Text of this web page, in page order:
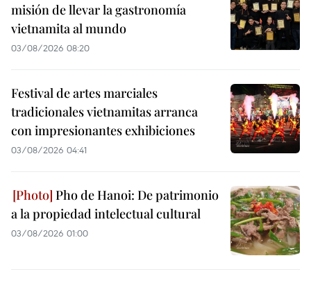
misión de llevar la gastronomía
vietnamita al mundo
03/08/2026 08:20
Festival de artes marciales
tradicionales vietnamitas arranca
con impresionantes exhibiciones
03/08/2026 04:41
Pho de Hanoi: De patrimonio
a la propiedad intelectual cultural
03/08/2026 01:00